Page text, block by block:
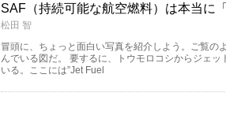
SAF（持続可能な航空燃料）は本当に
松田 智
冒頭に、ちょっと面白い写真を紹介しよう。ご覧の
んでいる図だ。 要するに、トウモロコシからジェ
いる。ここには”Jet Fuel